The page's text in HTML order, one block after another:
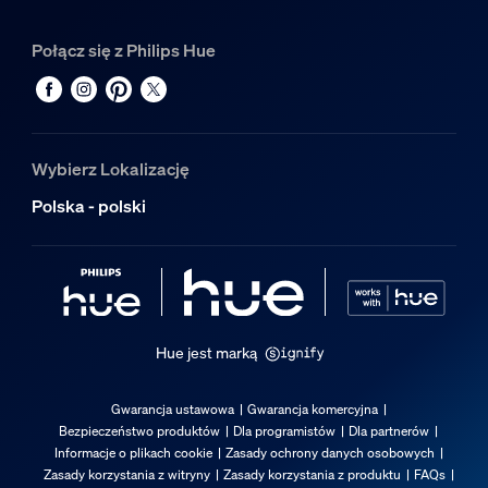
Różne
Typ
Wbudowane oświetlenie punktowe
EyeComfort
Wymiary i waga opakowania
8720169318076
Waga netto
0,74 kg
Połącz się z Philips Hue
Wybierz Lokalizację
Polska - polski
Hue jest marką
Gwarancja ustawowa
Gwarancja komercyjna
Bezpieczeństwo produktów
Dla programistów
Dla partnerów
Informacje o plikach cookie
Zasady ochrony danych osobowych
Zasady korzystania z witryny
Zasady korzystania z produktu
FAQs